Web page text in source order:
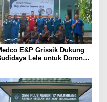
E&P Grissik Dukung
Lele untuk Dorong